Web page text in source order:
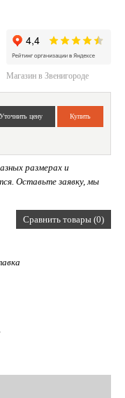
Магазин в Звенигороде
размерах и
Оставьте заявку, мы
Сравнить товары (0)